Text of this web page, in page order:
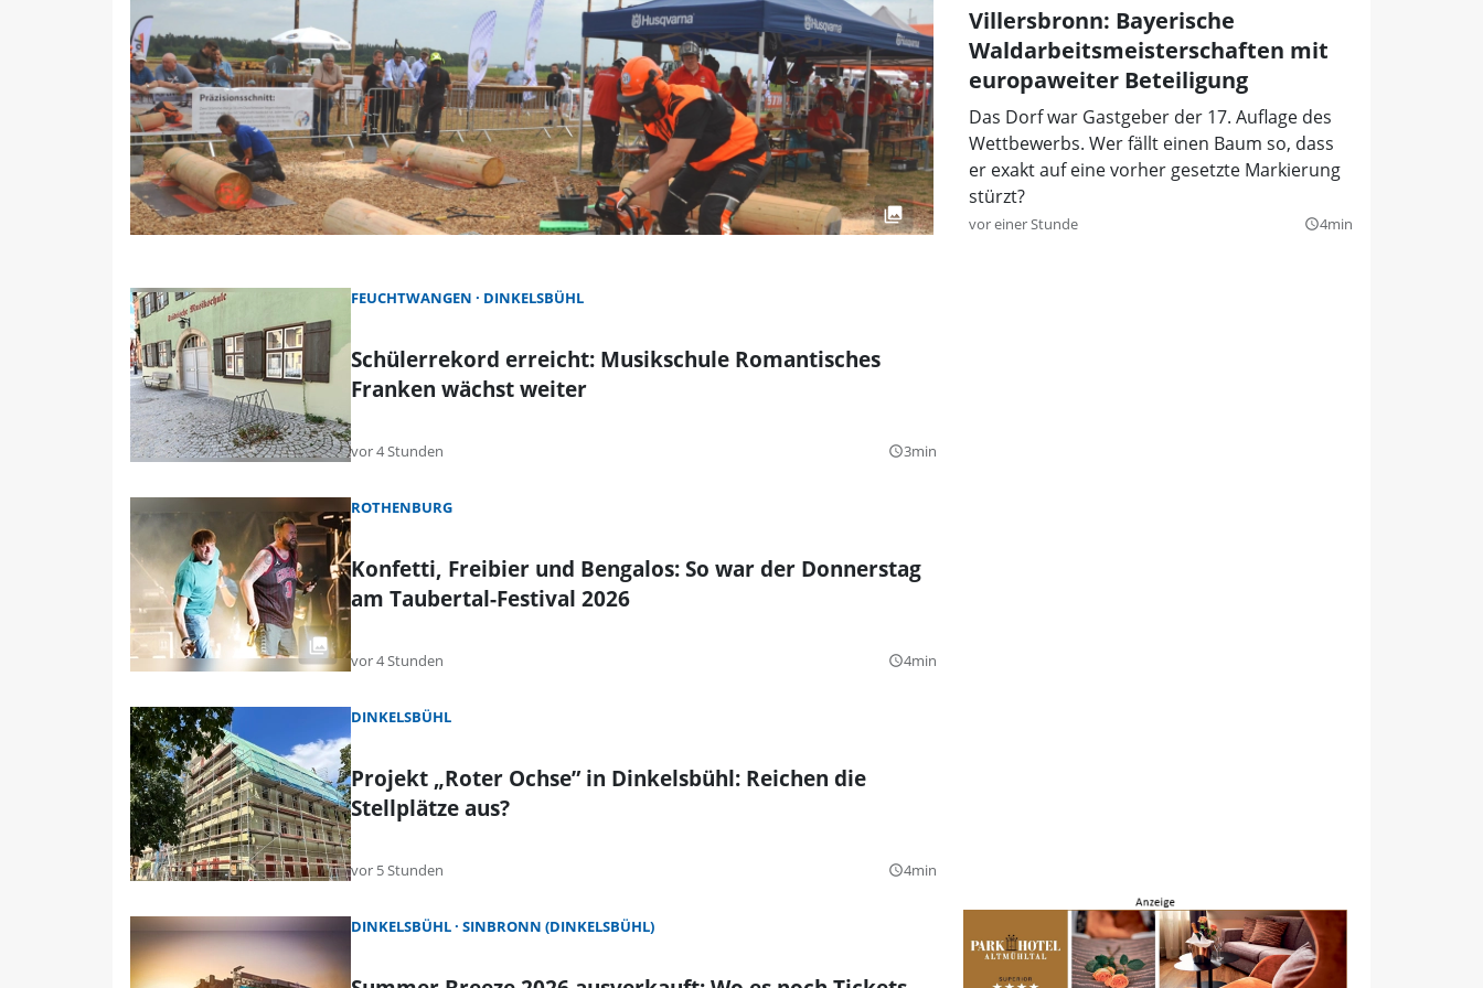
Villersbronn: Bayerische
Waldarbeitsmeisterschaften mit
europaweiter Beteiligung
Das Dorf war Gastgeber der 17. Auflage des
Wettbewerbs. Wer fällt einen Baum so, dass
er exakt auf eine vorher gesetzte Markierung
stürzt?
vor einer Stunde query_builder4min
FEUCHTWANGEN DINKELSBÜHL
Schülerrekord erreicht: Musikschule Romantisches
Franken wächst weiter
vor 4 Stunden query_builder3min
ROTHENBURG
Konfetti, Freibier und Bengalos: So war der Donnerstag
am Taubertal-Festival 2026
vor 4 Stunden query_builder4min
DINKELSBÜHL
Projekt „Roter Ochse” in Dinkelsbühl: Reichen die
Stellplätze aus?
vor 5 Stunden query_builder4min
DINKELSBÜHL SINBRONN (DINKELSBÜHL)